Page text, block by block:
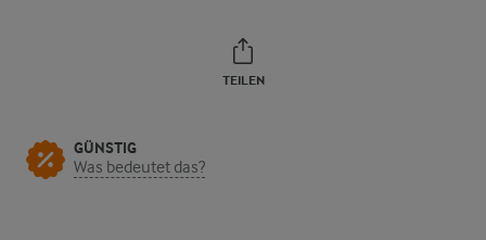
TEILEN
GÜNSTIG
Was bedeutet das?